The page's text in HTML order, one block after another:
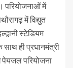
परियोजनाओं में
में विद्युत
स्टेडियम
ही प्रधानमंत्री
पेयजल परियोजना